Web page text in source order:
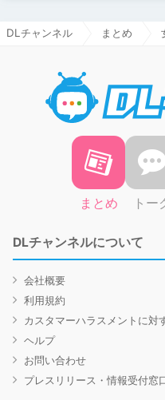
DLチャンネル まとめ
まとめ トー
DLチャンネルについて
会社概要
利用規約
カスタマーハラスメントに対
ヘルプ
お問い合わせ
プレスリリース・情報受付窓